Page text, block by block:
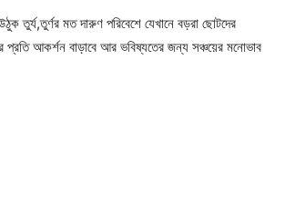
তুর্য,তুর্ণর মত দারুণ পরিবেশে যেখানে বড়রা ছোটদের
প্রতি আকর্শন বাড়াবে আর ভবিষ্যতের জন্য সঞ্চয়ের মনোভাব